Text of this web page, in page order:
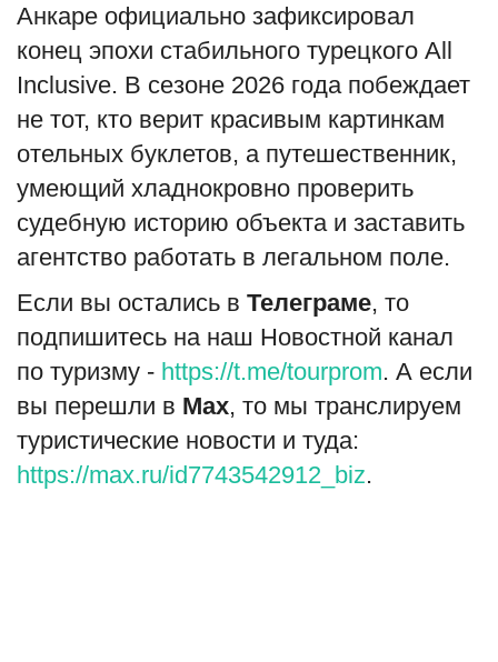
Анкаре официально зафиксировал
конец эпохи стабильного турецкого All
Inclusive. В сезоне 2026 года побеждает
не тот, кто верит красивым картинкам
отельных буклетов, а путешественник,
умеющий хладнокровно проверить
судебную историю объекта и заставить
агентство работать в легальном поле.
Если вы остались в Телеграме, то
подпишитесь на наш Новостной канал
по туризму - https://t.me/tourprom. А если
вы перешли в Мах, то мы транслируем
туристические новости и туда:
https://max.ru/id7743542912_biz.